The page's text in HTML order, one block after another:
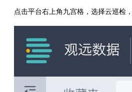
点击平台右上角九宫格，选择云巡检